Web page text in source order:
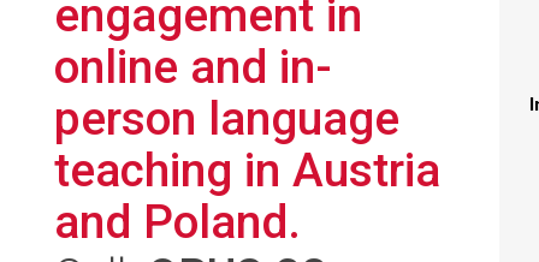
engagement in
online and in-
person language
teaching in Austria
and Poland.